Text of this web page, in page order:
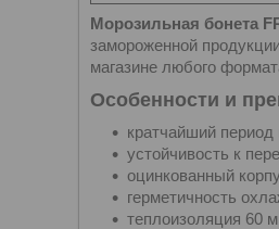
Морозильная бонета
замороженной
магазине любого
Особенности и
кратчайший
устойчивость к
оцинкованный
герметичность
теплоизоляция 60